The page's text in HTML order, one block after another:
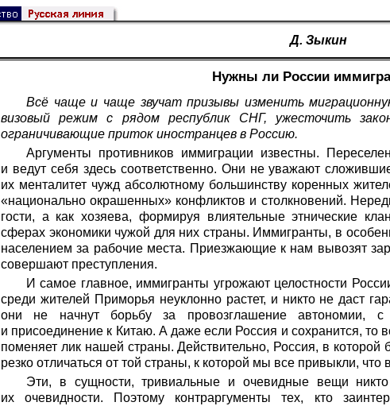
Д. Зыкин
Нужны ли России
Всё чаще и чаще звучат призывы изменить
визовый режим с рядом республик СНГ, ужесточить
ограничивающие приток иностранцев в Россию.
Аргументы противников иммиграции известны.
и ведут себя здесь соответственно. Они не уважают
их менталитет чужд абсолютному большинству коренных
«национально окрашенных» конфликтов и столкновений.
гости, а как хозяева, формируя влиятельные этнические
сферах экономики чужой для них страны. Иммигранты, в
населением за рабочие места. Приезжающие к нам вывозят
совершают преступления.
И самое главное, иммигранты угрожают целостности
среди жителей Приморья неуклонно растет, и никто не даст
они не начнут борьбу за провозглашение автономии,
и присоединение к Китаю. А даже если Россия и сохранится, то
поменяет лик нашей страны. Действительно, Россия, в которой
резко отличаться от той страны, к которой мы все привыкли,
Эти, в сущности, тривиальные и очевидные вещи
их очевидности. Поэтому контраргументы тех, кто